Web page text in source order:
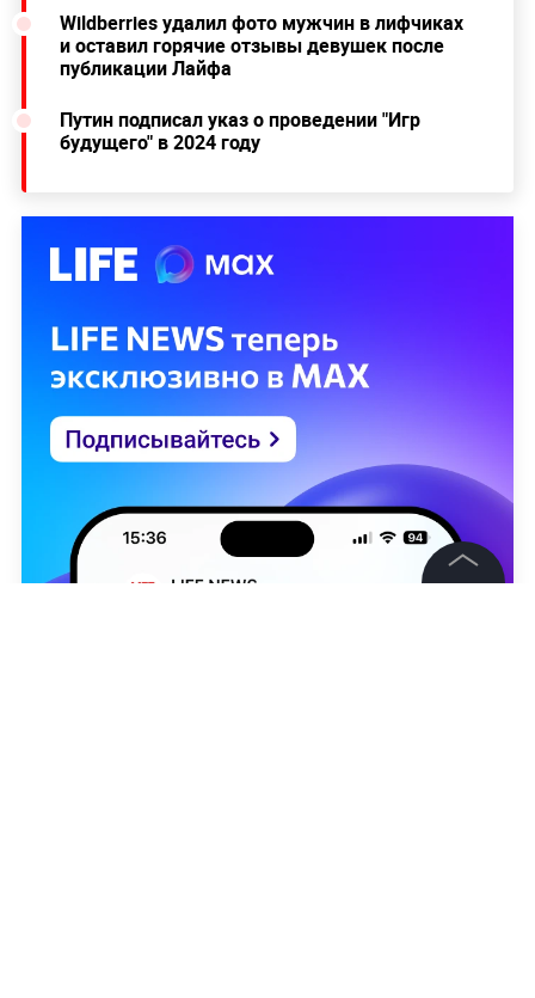
Wildberries удалил фото мужчин в лифчиках
и оставил горячие отзывы девушек после
публикации Лайфа
Путин подписал указ о проведении "Игр
будущего" в 2024 году